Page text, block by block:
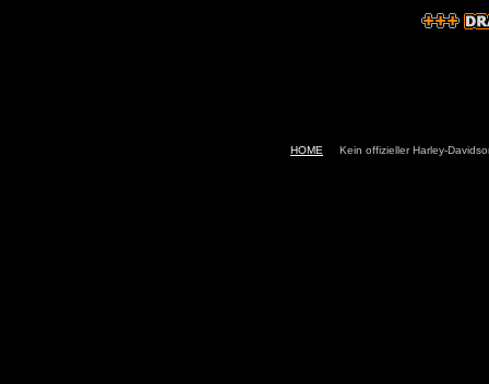
HOME Kein offizieller Harley-